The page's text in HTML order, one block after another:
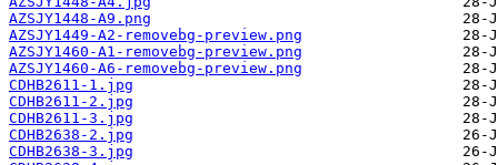
AZSJY1448-A9.png
AZSJY1449-A2-removebg-preview.png
AZSJY1460-A1-removebg-preview.png
AZSJY1460-A6-removebg-preview.png
CDHB2611-1.jpg
CDHB2611-2.jpg
CDHB2611-3.jpg
CDHB2638-2.jpg
CDHB2638-3.jpg